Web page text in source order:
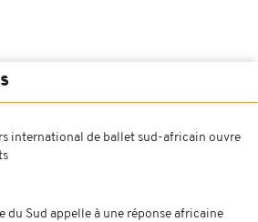
international de ballet sud-africain ouvre
du Sud appelle à une réponse africaine